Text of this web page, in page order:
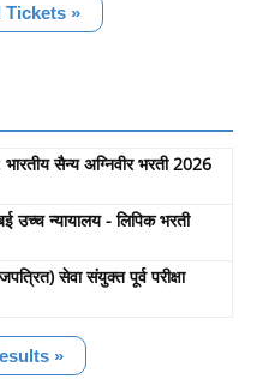
Tickets »
सैन्य अग्निवीर भरती 2026
न्यायालय - लिपिक भरती
सेवा संयुक्त पूर्व परीक्षा
»